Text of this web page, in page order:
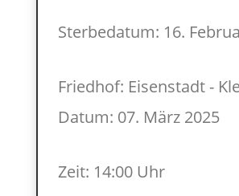
Sterbedatum: 16.
Friedhof: Eisenstadt -
Datum: 07. März 2025
Zeit: 14:00 Uhr